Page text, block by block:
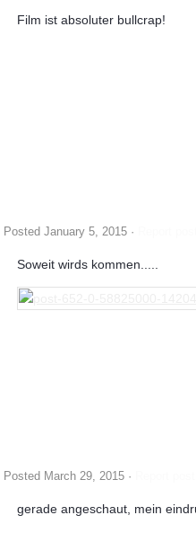
Film ist absoluter bullcrap!
Posted January 5, 2015 ·
Soweit wirds kommen.....
Posted March 29, 2015 ·
gerade angeschaut, mein